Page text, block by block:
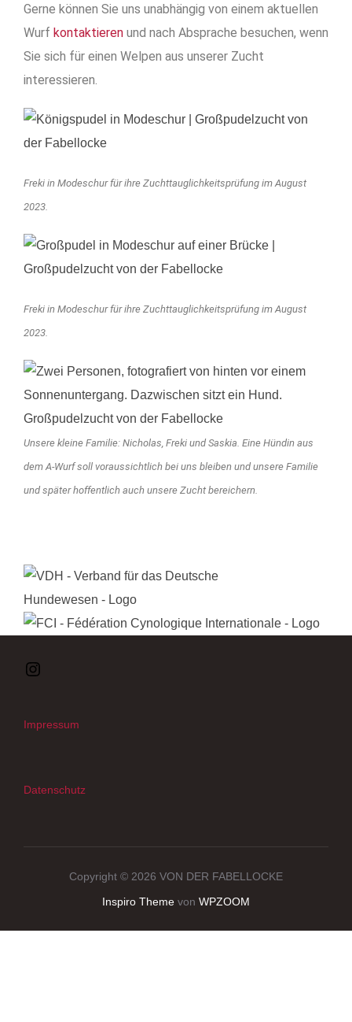
Gerne können Sie uns unabhängig von einem aktuellen
Wurf kontaktieren und nach Absprache besuchen, wenn
Sie sich für einen Welpen aus unserer Zucht
interessieren.
Freki in Modeschur für ihre Zuchttauglichkeitsprüfung im August
2023.
Freki in Modeschur für ihre Zuchttauglichkeitsprüfung im August
2023.
Unsere kleine Familie: Nicholas, Freki und Saskia. Eine Hündin aus
dem A-Wurf soll voraussichtlich bei uns bleiben und unsere Familie
und später hoffentlich auch unsere Zucht bereichern.
Impressum
Datenschutz
Copyright © 2026 VON DER FABELLOCKE
Inspiro Theme von WPZOOM